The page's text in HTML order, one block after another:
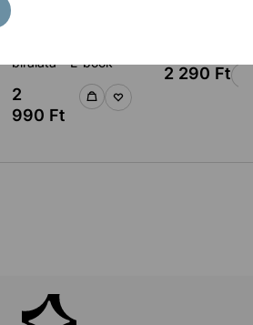
bírálata – E-book
2
990 Ft
2 290 Ft